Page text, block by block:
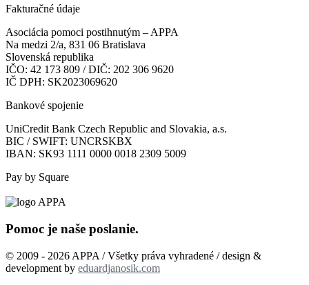
Fakturačné údaje
Asociácia pomoci postihnutým – APPA
Na medzi 2/a, 831 06 Bratislava
Slovenská republika
IČO: 42 173 809 / DIČ: 202 306 9620
IČ DPH: SK2023069620
Bankové spojenie
UniCredit Bank Czech Republic and Slovakia, a.s.
BIC / SWIFT: UNCRSKBX
IBAN: SK93 1111 0000 0018 2309 5009
Pay by Square
Pomoc je naše poslanie.
© 2009 - 2026 APPA / Všetky práva vyhradené / design &
development by eduardjanosik.com